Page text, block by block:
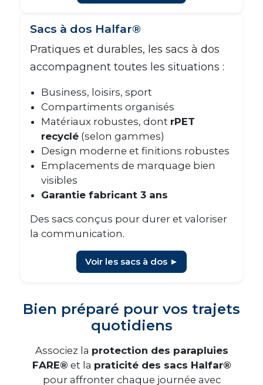
Sacs à dos Halfar®
Pratiques et durables, les sacs à dos
accompagnent toutes les situations :
Business, loisirs, sport
Compartiments organisés
Matériaux robustes, dont rPET
recyclé (selon gammes)
Design moderne et finitions robustes
Emplacements de marquage bien
visibles
Garantie fabricant 3 ans
Des sacs conçus pour durer et valoriser
la communication.
Voir les sacs à dos ►
Bien préparé pour vos trajets
quotidiens
Associez la protection des parapluies
FARE® et la praticité des sacs Halfar®
pour affronter chaque journée avec